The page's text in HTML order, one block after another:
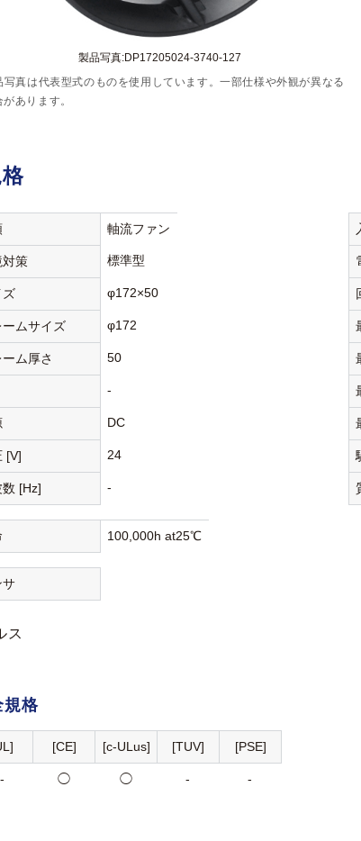
製品写真:DP17205024-3740-127
真は代表型式のものを使用しています。一部仕様や外観が異なる
があります。
軸流ファン
対策 標準型
ズ φ172×50
ームサイズ φ172
ム厚さ 50
-
DC
[V] 24
数 [Hz] -
100,000h at25℃
サ
ス
規格
[CE] [c-ULus] [TUV] [PSE]
- ◯ ◯ - -